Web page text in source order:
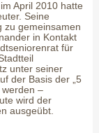
April 2010 hatte
Seine
zu gemeinsamen
in Kontakt
für
unter seiner
der Basis der „5
werden –
wird der
ausgeübt.